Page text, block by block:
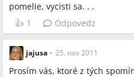
pomelie, vycisti sa. . .
👍 1 Odpovedz
jajusa • 25. nov 2011
Prosím vás, ktoré z tých